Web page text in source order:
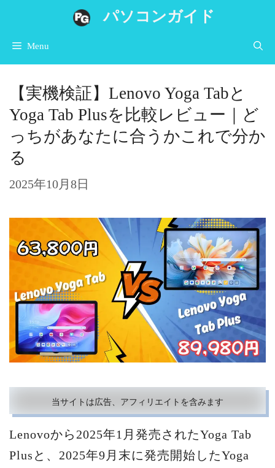
へ
パソコンガイド
Menu
【実機検証】Lenovo Yoga Tabと
Yoga Tab Plusを比較レビュー｜ど
っちがあなたに合うかこれで分か
る
2025年10月8日
当サイトは広告、アフィリエイトを含みます
Lenovoから2025年1月発売されたYoga Tab
Plusと、2025年9月末に発売開始したYoga